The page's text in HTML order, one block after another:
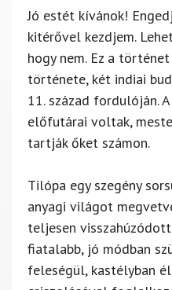
Jó estét kívánok!
kitérővel kezdjem.
hogy nem. Ez a
története, két indiai
11. század fordulóján.
előfutárai voltak,
tartják őket számon.
Tilópa egy szegény
anyagi világot
teljesen
fiatalabb, jó módban
feleségül, kastélyban